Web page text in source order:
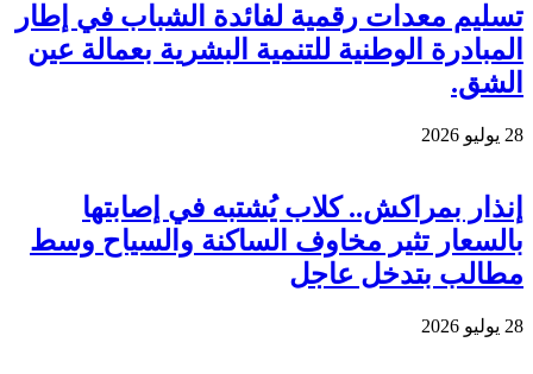
تسليم معدات رقمية لفائدة الشباب في إطار
المبادرة الوطنية للتنمية البشرية بعمالة عين
الشق.
28 يوليو 2026
إنذار بمراكش.. كلاب يُشتبه في إصابتها
بالسعار تثير مخاوف الساكنة والسياح وسط
مطالب بتدخل عاجل
28 يوليو 2026